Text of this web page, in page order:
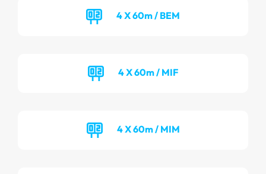
4 X 60m / BEM
4 X 60m / MIF
4 X 60m / MIM